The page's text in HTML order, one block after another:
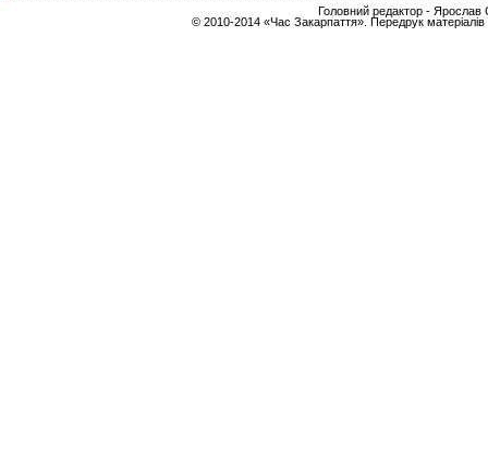
Головний редактор - Ярослав
© 2010-2014 «Час Закарпаття». Передрук